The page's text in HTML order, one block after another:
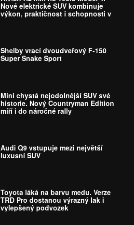
Nové elektrické SUV kombinuje
výkon, praktičnost i schopnosti v
Shelby vrací dvoudveřový F-150
Super Snake Sport
Mini chystá nejodolnější SUV své
historie. Nový Countryman Edition
míří i do náročné rally
Audi Q9 vstupuje mezi největší
luxusní SUV
Toyota láká na barvu medu. Verze
TRD Pro dostanou výrazný lak i
vylepšený podvozek